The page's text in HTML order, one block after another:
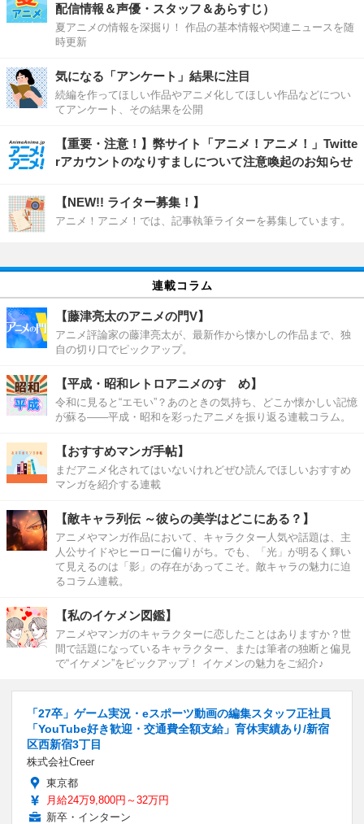
配信情報＆声優・スタッフ＆あらすじ）
夏アニメの情報を深掘り！ 作品の基本情報や関連ニュースを随
時更新
気になる「アンケート」結果に注目
続編を作ってほしい作品やアニメ化してほしい作品などについ
てアンケート、その結果を公開
【重要・注意！】弊サイト「アニメ！アニメ！」Twitte
rアカウントのなりすましについて注意喚起のお知らせ
【NEW!! ライター募集！】
アニメ！アニメ！では、記事執筆ライターを募集しています。
連載コラム
【藤津亮太のアニメの門V】
アニメ評論家の藤津亮太が、最新作から懐かしの作品まで、独
自の切り口でピックアップ。
【平成・昭和レトロアニメのすゝめ】
令和に見ると“エモい”？あのときの気持ち、どこか懐かしい記憶
が蘇る――平成・昭和を彩ったアニメを振り返る連載コラム。
【おすすめマンガ手帖】
まだアニメ化されてはいないけれどぜひ読んでほしいおすすめ
マンガを紹介する連載
【敵キャラ列伝 ～彼らの美学はどこにある？】
アニメやマンガ作品において、キャラクター人気や話題は、主
人公サイドやヒーローに偏りがち。でも、「光」が明るく輝い
て見えるのは「影」の存在があってこそ。敵キャラの魅力に迫
るコラム連載。
【私のイケメン図鑑】
アニメやマンガのキャラクターに恋したことはありますか？世
間で話題になっているキャラクター、または筆者の独断と偏見
で“イケメン”をピックアップ！ イケメンの魅力をご紹介♪
「27卒」ゲーム実況・eスポーツ動画の編集スタッフ正社員
「YouTube好き歓迎・交通費全額支給」育休実績あり/新宿
区西新宿3丁目
株式会社Creer
東京都
月給24万9,800円～32万円
新卒・インターン